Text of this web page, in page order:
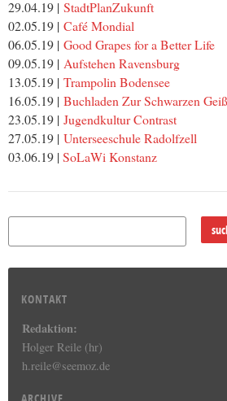
29.04.19 | StadtPlanZukunft
02.05.19 | Café Mondial
06.05.19 | Good Grapes for a Better Life
09.05.19 | Aufstehen Ravensburg
13.05.19 | Trampolin Bodensee
16.05.19 | Buchladen Zur Schwarzen Geiß
23.05.19 | Jugendkultur Contrast
27.05.19 | Unterseeschule Radolfzell
03.06.19 | SoLaWi Konstanz
KONTAKT
Redaktion:
Holger Reile (hr)
h.reile@seemoz.de
ARCHIVE